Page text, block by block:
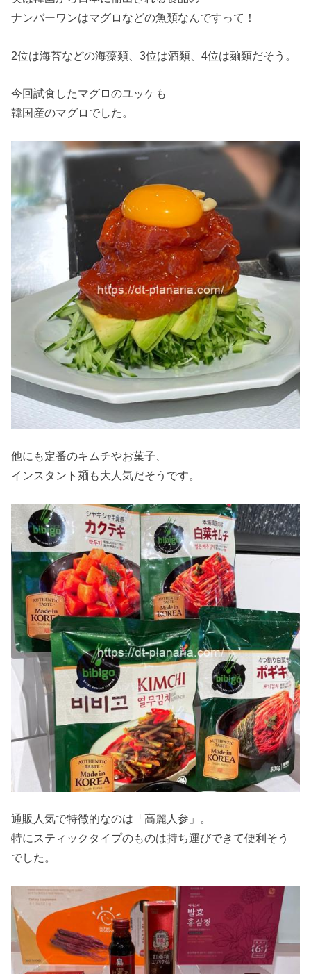
ナンバーワンはマグロなどの魚類なんですって！
2位は海苔などの海藻類、3位は酒類、4位は麺類だそう。
今回試食したマグロのユッケも
韓国産のマグロでした。
他にも定番のキムチやお菓子、
インスタント麺も大人気だそうです。
通販人気で特徴的なのは「高麗人参」。
特にスティックタイプのものは持ち運びできて便利そう
でした。